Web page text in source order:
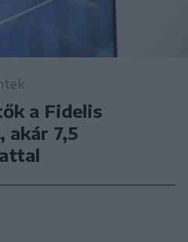
a Fidelis
akár 7,5